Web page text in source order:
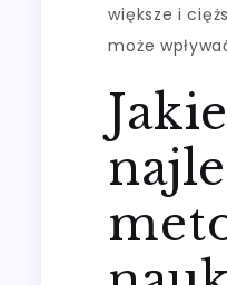
większe i
może